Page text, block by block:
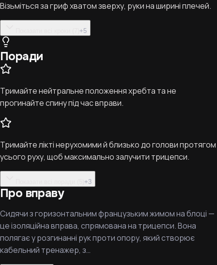
Візьміться за гриф хватом зверху, руки на ширині плечей.
+5
Поради
Тримайте нейтральне положення хребта та не
прогинайте спину під час вправи.
Тримайте лікті нерухомими й близько до голови протягом
усього руху, щоб максимально залучити трицепси.
+3
Про вправу
Сидячи з горизонтальним французьким жимом на блоці —
це ізоляційна вправа, спрямована на трицепси. Вона
полягає у розгинанні рук проти опору, який створює
кабельний тренажер, з…